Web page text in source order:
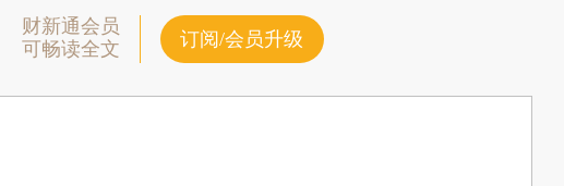
财新通会员
可畅读全文
订阅/会员升级